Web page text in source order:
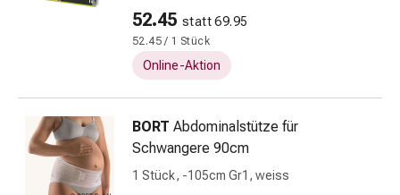
Augenentzündung
Augenverband
Augenhygiene
&
Erkältung
Hustenbonbons
Halsschmerzen
Grippe-
52.45 statt 69.95
52.45 / 1 Stück
Online-Aktion
BORT Abdominalstütze für
Schwangere 90cm
1 Stück, -105cm Gr1, weiss